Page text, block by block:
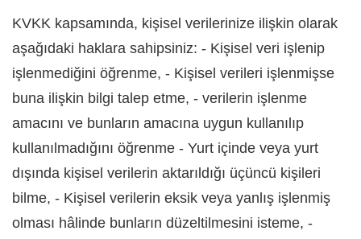
KVKK kapsamında, kişisel verilerinize ilişkin olarak
aşağıdaki haklara sahipsiniz: - Kişisel veri işlenip
işlenmediğini öğrenme, - Kişisel verileri işlenmişse
buna ilişkin bilgi talep etme, - verilerin işlenme
amacını ve bunların amacına uygun kullanılıp
kullanılmadığını öğrenme - Yurt içinde veya yurt
dışında kişisel verilerin aktarıldığı üçüncü kişileri
bilme, - Kişisel verilerin eksik veya yanlış işlenmiş
olması hâlinde bunların düzeltilmesini isteme, -